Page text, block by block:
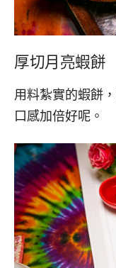
厚切月亮蝦餅
用料紮實的蝦餅
口感加倍好呢。